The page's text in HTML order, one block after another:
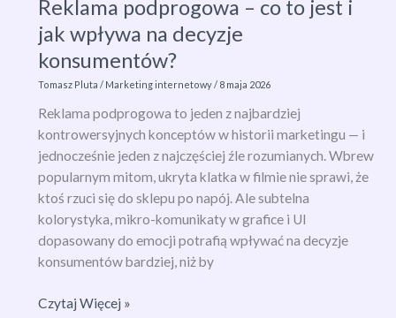
lokalnie?
Reklama podprogowa – co to jest i
jak wpływa na decyzje
konsumentów?
Tomasz Pluta / Marketing internetowy / 8 maja 2026
Reklama podprogowa to jeden z najbardziej
kontrowersyjnych konceptów w historii marketingu — i
jednocześnie jeden z najczęściej źle rozumianych. Wbrew
popularnym mitom, ukryta klatka w filmie nie sprawi, że
ktoś rzuci się do sklepu po napój. Ale subtelna
kolorystyka, mikro-komunikaty w grafice i UI
dopasowany do emocji potrafią wpływać na decyzje
konsumentów bardziej, niż by
Reklama
Czytaj Więcej »